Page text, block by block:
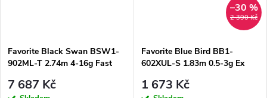
Favorite Black Swan BSW1-
902ML-T 2.74m 4-16g Fast
7 687 Kč
2 390 Kč
–30 %
Favorite Blue Bird BB1-
602XUL-S 1.83m 0.5-3g Ex
1 673 Kč